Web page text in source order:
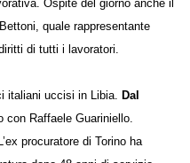
Ospite del giorno anche
Bettoni, quale rappresentante
di tutti i lavoratori.
italiani uccisi in Libia. Dal
con Raffaele Guariniello.
procuratore di Torino ha